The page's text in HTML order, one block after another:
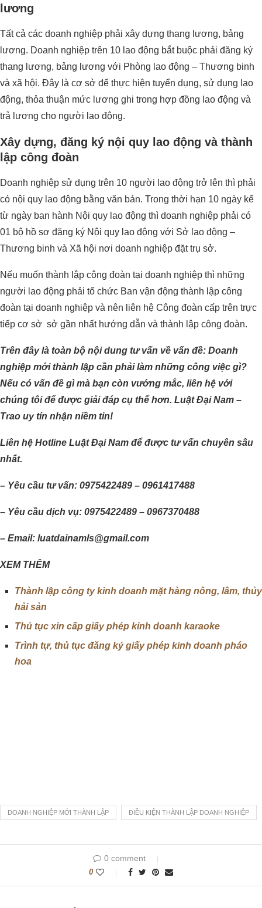
lương
Tất cả các doanh nghiệp phải xây dựng thang lương, bảng
lương. Doanh nghiệp trên 10 lao động bắt buộc phải đăng ký
thang lương, bảng lương với Phòng lao động – Thương binh
và xã hội. Đây là cơ sở để thực hiện tuyển dụng, sử dụng lao
động, thỏa thuận mức lương ghi trong hợp đồng lao động và
trả lương cho người lao động.
Xây dựng, đăng ký nội quy lao động và thành
lập công đoàn
Doanh nghiệp sử dụng trên 10 người lao động trở lên thì phải
có nội quy lao động bằng văn bản. Trong thời hạn 10 ngày kể
từ ngày ban hành Nội quy lao động thì doanh nghiệp phải có
01 bộ hồ sơ đăng ký Nội quy lao động với Sở lao động –
Thương binh và Xã hội nơi doanh nghiệp đặt trụ sở.
Nếu muốn thành lập công đoàn tại doanh nghiệp thì những
người lao động phải tổ chức Ban vận động thành lập công
đoàn tại doanh nghiệp và nên liên hệ Công đoàn cấp trên trực
tiếp cơ sở sở gần nhất hướng dẫn và thành lập công đoàn.
Trên đây là toàn bộ nội dung tư vấn về vấn đề: Doanh
nghiệp mới thành lập cần phải làm những công việc gì?
Nếu có vấn đề gì mà bạn còn vướng mắc, liên hệ với
chúng tôi để được giải đáp cụ thể hơn. Luật Đại Nam –
Trao uy tín nhận niềm tin!
Liên hệ Hotline Luật Đại Nam để được tư vấn chuyên sâu
nhất.
– Yêu cầu tư vấn: 0975422489 – 0961417488
– Yêu cầu dịch vụ: 0975422489 – 0967370488
– Email: luatdainamls@gmail.com
XEM THÊM
Thành lập công ty kinh doanh mặt hàng nông, lâm, thủy
hải sản
Thủ tục xin cấp giấy phép kinh doanh karaoke
Trình tự, thủ tục đăng ký giấy phép kinh doanh pháo
hoa
DOANH NGHIỆP MỚI THÀNH LẬP ĐIỀU KIỆN THÀNH LẬP DOANH NGHIỆP
0 comment
0